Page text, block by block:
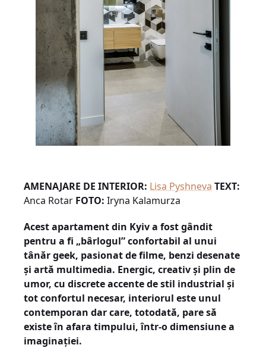
AMENAJARE DE INTERIOR: Lisa Pyshneva TEXT:
Anca Rotar FOTO: Iryna Kalamurza
Acest apartament din Kyiv a fost gândit
pentru a fi „bârlogul” confortabil al unui
tânăr geek, pasionat de filme, benzi desenate
și artă multimedia. Energic, creativ și plin de
umor, cu discrete accente de stil industrial și
tot confortul necesar, interiorul este unul
contemporan dar care, totodată, pare să
existe în afara timpului, într-o dimensiune a
imaginației.